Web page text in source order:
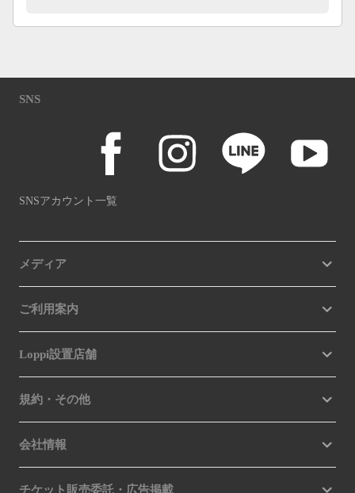
SNS
SNSアカウント一覧
メディア
ご利用案内
Loppi設置店舗
規約・その他
会社情報
チケット販売委託・広告掲載